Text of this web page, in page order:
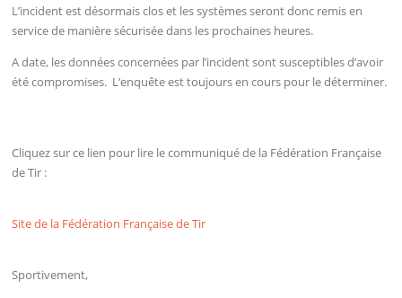
L’incident est désormais clos et les systèmes seront donc remis en
service de manière sécurisée dans les prochaines heures.
A date, les données concernées par l’incident sont susceptibles d’avoir
été compromises. L’enquête est toujours en cours pour le déterminer.
Cliquez sur ce lien pour lire le communiqué de la Fédération Française
de Tir :
Site de la Fédération Française de Tir
Sportivement,